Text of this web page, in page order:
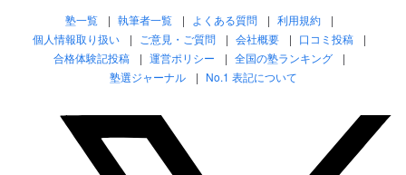
塾一覧 執筆者一覧 よくある質問
利用規約
個人情報取り扱い
ご意見・ご質問 会社概要
口コミ投稿
合格体験記投稿
運営ポリシー
全国の塾ランキング
塾選ジャーナル
No.1 表記について